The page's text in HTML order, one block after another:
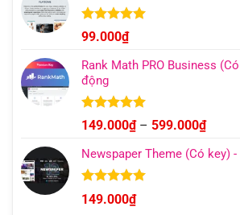
Được xếp
hạng 4.95
5 sao
99.000₫
Rank Math PRO Business
động
Được xếp
hạng 5.00
5 sao
149.000₫ – 599.000₫
từ
Newspaper Theme (Có key)
Được xếp
hạng4.92
149.000₫